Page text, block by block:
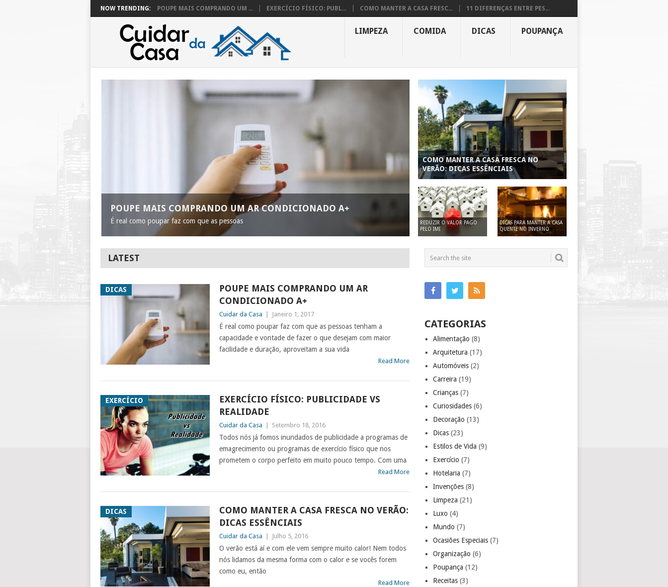
NOW TRENDING: POUPE MAIS COMPRANDO UM ... EXERCÍCIO FÍSICO: PUBL... COMO MANTER A CASA FRESC... 11 DIFERENÇAS ENTRE PES...
LIMPEZA COMIDA DICAS POUPANÇA
POUPE MAIS COMPRANDO UM AR CONDICIONADO A+
É real como poupar faz com que as pessoas
COMO MANTER A CASA FRESCA NO
VERÃO: DICAS ESSÊNCIAIS
REDUZIR O VALOR PAGO
PELO IMI
DICAS PARA MANTER A CASA
QUENTE NO INVERNO
LATEST
DICAS
POUPE MAIS COMPRANDO UM AR
CONDICIONADO A+
Cuidar da Casa Janeiro 1, 2017
É real como poupar faz com que as pessoas tenham a
capacidade e vontade de fazer o que desejam com maior
facilidade e duração, aproveitam a sua vida
Read More
EXERCÍCIO
EXERCÍCIO FÍSICO: PUBLICIDADE VS
REALIDADE
Cuidar da Casa Setembro 18, 2016
Todos nós já fomos inundados de publicidade a programas de
emagrecimento ou programas de exercício físico que nos
prometem o corpo perfeito em muito pouco tempo. Com uma
Read More
DICAS
COMO MANTER A CASA FRESCA NO VERÃO:
DICAS ESSÊNCIAIS
Cuidar da Casa Julho 5, 2016
O verão está aí e com ele vem sempre muito calor! Nem todos
nós lidamos da mesma forma com o calor e se vocês forem
como eu, então
Read More
CATEGORIAS
Alimentação (8)
Arquitetura (17)
Automóveis (2)
Carreira (19)
Crianças (7)
Curiosidades (6)
Decoração (13)
Dicas (23)
Estilos de Vida (9)
Exercício (7)
Hotelaria (7)
Invenções (8)
Limpeza (21)
Luxo (4)
Mundo (7)
Ocasiões Especiais (7)
Organização (6)
Poupança (12)
Receitas (3)